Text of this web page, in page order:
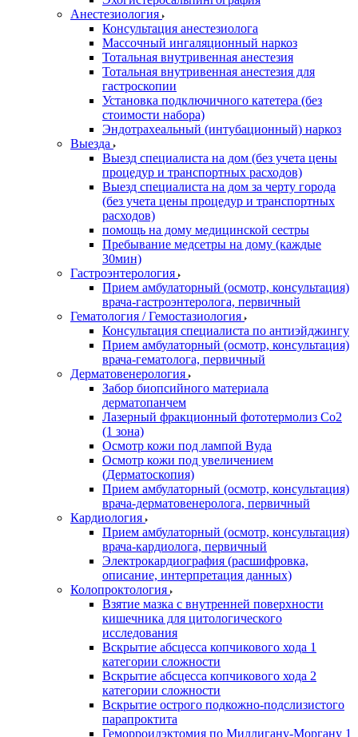
Анестезиология
Консультация анестезиолога
Массочный ингаляционный наркоз
Тотальная внутривенная анестезия
Тотальная внутривенная анестезия для
гастроскопии
Установка подключичного катетера (без
стоимости набора)
Эндотрахеальный (интубационный) наркоз
Выезда
Выезд специалиста на дом (без учета цены
процедур и транспортных расходов)
Выезд специалиста на дом за черту города
(без учета цены процедур и транспортных
расходов)
помощь на дому медицинской сестры
Пребывание медсетры на дому (каждые
30мин)
Гастроэнтерология
Прием амбулаторный (осмотр, консультация)
врача-гастроэнтеролога, первичный
Гематология / Гемостазиология
Консультация специалиста по антиэйджингу
Прием амбулаторный (осмотр, консультация)
врача-гематолога, первичный
Дерматовенерология
Забор биопсийного материала
дерматопанчем
Лазерный фракционный фототермолиз Со2
(1 зона)
Осмотр кожи под лампой Вуда
Осмотр кожи под увеличением
(Дерматоскопия)
Прием амбулаторный (осмотр, консультация)
врача-дерматовенеролога, первичный
Кардиология
Прием амбулаторный (осмотр, консультация)
врача-кардиолога, первичный
Электрокардиография (расшифровка,
описание, интерпретация данных)
Колопроктология
Взятие мазка с внутренней поверхности
кишечника для цитологического
исследования
Вскрытие абсцесса копчикового хода 1
категории сложности
Вскрытие абсцесса копчикового хода 2
категории сложности
Вскрытие острого подкожно-подслизистого
парапроктита
Геморроидэктомия по Миллигану-Моргану 1